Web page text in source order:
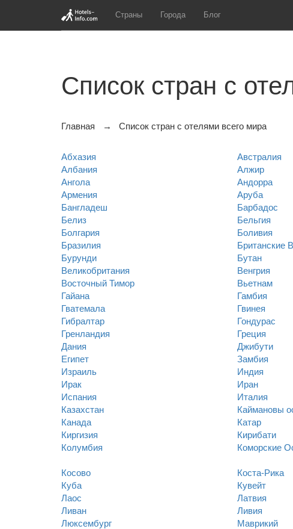
Страны Города Блог
Список стран с
Главная Список стран с отелями всего мира
Абхазия Австралия
Албания
Алжир
Ангола
Андорра
Армения
Аруба
Бангладеш
Барбадос
Белиз
Бельгия
Болгария
Боливия
Бразилия
Британские
Бурунди
Бутан
Великобритания
Венгрия
Восточный Тимор
Вьетнам
Гайана
Гамбия
Гватемала
Гвинея
Гибралтар
Гондурас
Гренландия
Греция
Дания
Джибути
Египет
Замбия
Израиль
Индия
Ирак
Иран
Испания
Италия
Казахстан
Каймановы
Канада
Катар
Киргизия
Кирибати
Колумбия
Коморские
Косово
Коста-Рика
Куба
Кувейт
Лаос
Латвия
Ливан
Ливия
Люксембург
Маврикий